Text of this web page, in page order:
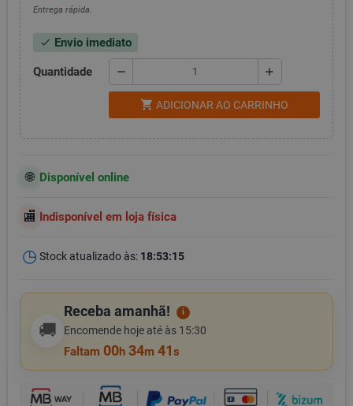
Entrega rápida.
check Envio imediato
Quantidade remove add
shopping_cart ADICIONAR AO CARRINHO
Disponível online
Indisponível em loja física
Stock atualizado às: 18:53:15
🚚
Receba amanhã! i
Encomende hoje até às 15:30
Faltam 00h 34m 40s